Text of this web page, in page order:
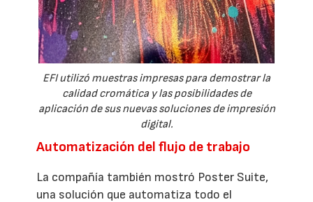
EFI utilizó muestras impresas para demostrar la
calidad cromática y las posibilidades de
aplicación de sus nuevas soluciones de impresión
digital.
Automatización del flujo de trabajo
La compañía también mostró Poster Suite,
una solución que automatiza todo el